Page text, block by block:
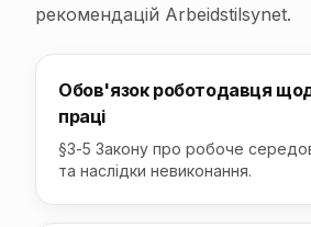
рекомендацій Arbeidstilsynet.
Обов'язок роботодавця
праці
§3-5 Закону про робоче
та наслідки невиконання.